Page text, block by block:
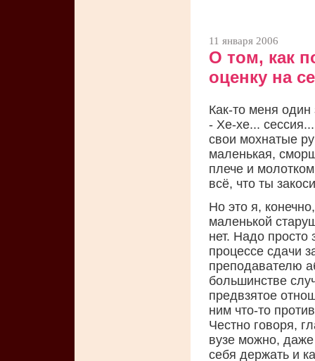
11 января 2006
О том, как
оценку на
Как-то меня один
- Хе-хе...
свои мохнатые
маленькая,
плече и
всё, что ты
Но это я,
маленькой
нет. Надо просто
процессе сдачи
преподавателю
большинстве
предвзятое
ним что-то
Честно говоря,
вузе можно, даже
себя держать и